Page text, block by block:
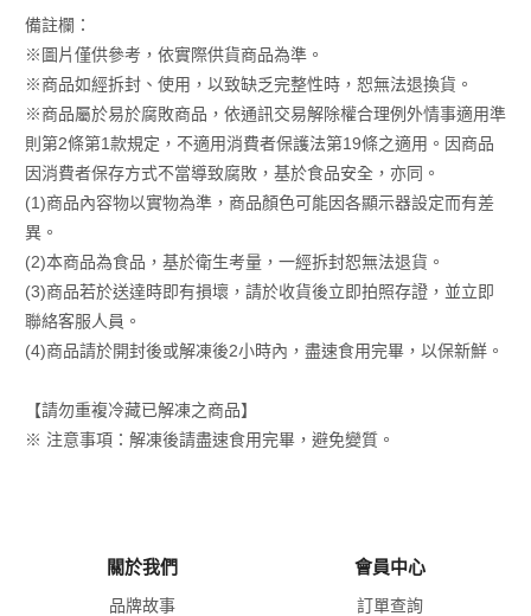
備註欄：
※圖片僅供參考，依實際供貨商品為準。
※商品如經拆封、使用，以致缺乏完整性時，恕無法退換貨。
※商品屬於易於腐敗商品，依通訊交易解除權合理例外情事適用準
則第2條第1款規定，不適用消費者保護法第19條之適用。因商品
因消費者保存方式不當導致腐敗，基於食品安全，亦同。
(1)商品內容物以實物為準，商品顏色可能因各顯示器設定而有差
異。
(2)本商品為食品，基於衛生考量，一經拆封恕無法退貨。
(3)商品若於送達時即有損壞，請於收貨後立即拍照存證，並立即
聯絡客服人員。
(4)商品請於開封後或解凍後2小時內，盡速食用完畢，以保新鮮。
【請勿重複冷藏已解凍之商品】
※ 注意事項：解凍後請盡速食用完畢，避免變質。
關於我們
品牌故事
會員中心
訂單查詢